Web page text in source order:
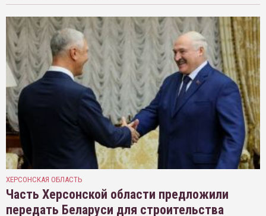
ХЕРСОНСКАЯ ОБЛАСТЬ
Часть Херсонской области предложили
передать Беларуси для строительства